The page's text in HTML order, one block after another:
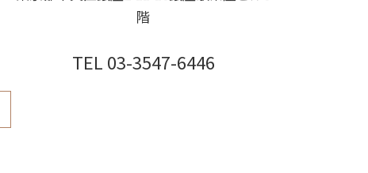
階
TEL 03-3547-6446